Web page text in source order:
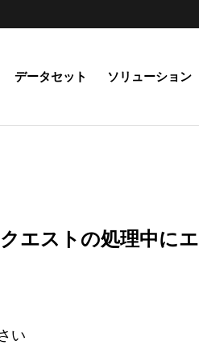
データセット ソリューション
エストの処理中に
い